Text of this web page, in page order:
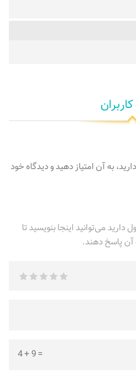
به آن امتیاز دهید و دیدگاه خود
می‌توانید اینجا بنویسید تا
آن پاسخ دهند.
=
9
+
4